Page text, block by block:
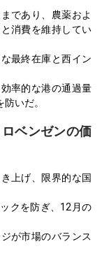
であり、農薬およ
消費を維持してい
最終在庫と西イン
率的な港の通過量
いだ。
ベンゼンの価
上げ、限界的な国
クを防ぎ、12月の
が市場のバランス